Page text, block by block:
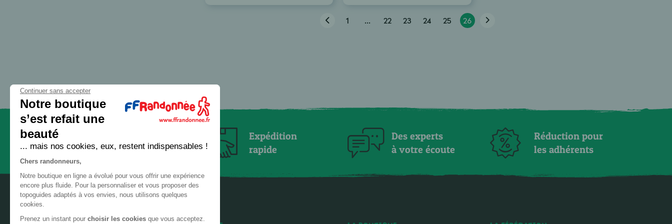
37 - Indre-et-Loire
38 - Isère
40 - Landes
41 - Loir-et-Cher
42 - Loire
GR® 61
GR® 62
GR® 63
GR® 651
GR® 652
GR® 653
GR® 653D
GR® 654
1 ... 22 23 24 25 26
sécurisé
Expédition
rapide
Des experts
à votre écoute
Réduction pour
les adhérents
Continuer sans accepter
Notre boutique
s’est refait une
beauté
... mais nos cookies, eux, restent indispensables !
Chers randonneurs,
Notre boutique en ligne a évolué pour vous offrir une expérience
encore plus fluide. Pour la personnaliser et vous proposer des
topoguides adaptés à vos envies, nous utilisons quelques
cookies.
Prenez un instant pour choisir les cookies que vous acceptez.